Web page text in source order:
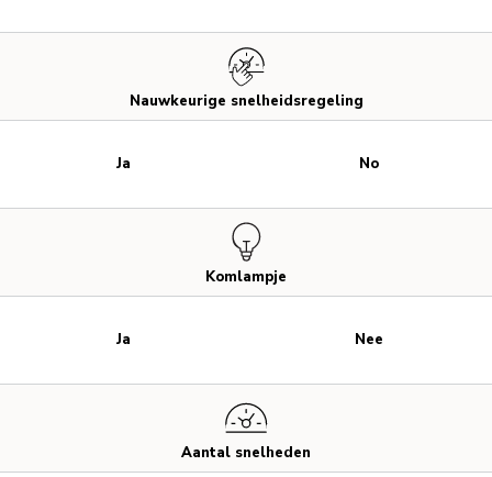
Nauwkeurige snelheidsregeling
Komlampje
Aantal snelheden
Ja
Ja
No
Nee